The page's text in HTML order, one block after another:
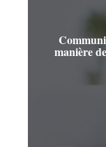
manière